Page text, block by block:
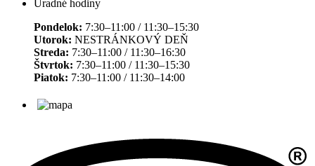
Úradné hodiny
Pondelok: 7:30–11:00 / 11:30–15:30
Utorok: NESTRÁNKOVÝ DEŇ
Streda: 7:30–11:00 / 11:30–16:30
Štvrtok: 7:30–11:00 / 11:30–15:30
Piatok: 7:30–11:00 / 11:30–14:00